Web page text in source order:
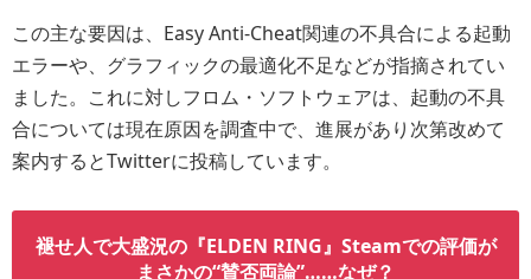
この主な要因は、Easy Anti-Cheat関連の不具合による起動
エラーや、グラフィックの最適化不足などが指摘されてい
ました。これに対しフロム・ソフトウェアは、起動の不具
合については現在原因を調査中で、進展があり次第改めて
案内するとTwitterに投稿しています。
褪せ人で大盛況の『ELDEN RING』Steamでの評価が
まさかの“賛否両論”……なぜ？